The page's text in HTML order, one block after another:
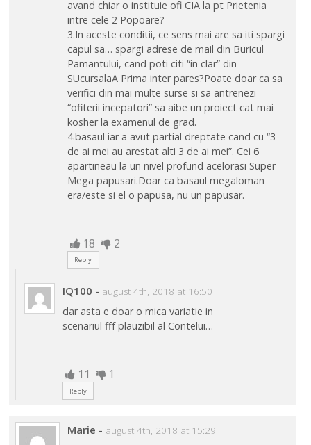
avand chiar o instituie ofi CIA la pt Prietenia
intre cele 2 Popoare?
3.In aceste conditii, ce sens mai are sa iti spargi
capul sa… spargi adrese de mail din Buricul
Pamantului, cand poti citi “in clar” din
SUcursalaA Prima inter pares?Poate doar ca sa
verifici din mai multe surse si sa antrenezi
“ofiterii incepatori” sa aibe un proiect cat mai
kosher la examenul de grad.
4.basaul iar a avut partial dreptate cand cu “3
de ai mei au arestat alti 3 de ai mei”. Cei 6
apartineau la un nivel profund acelorasi Super
Mega papusari.Doar ca basaul megaloman
era/este si el o papusa, nu un papusar.
18 2
Reply
IQ100 - august 4th, 2018 at 16:50
dar asta e doar o mica variatie in
scenariul fff plauzibil al Contelui…
11 1
Reply
Marie - august 4th, 2018 at 15:29